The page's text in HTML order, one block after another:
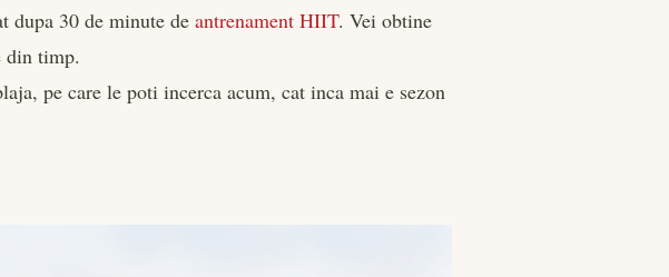
dupa 30 de minute deantrenament HIIT. Vei obtine
din timp.
pe care le poti incerca acum, cat inca mai e sezon